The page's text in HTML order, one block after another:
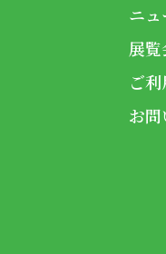
ニュ
展
ご
お